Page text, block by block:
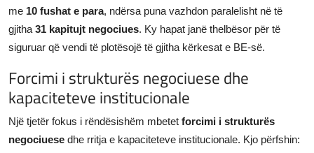
me 10 fushat e para, ndërsa puna vazhdon paralelisht në të
gjitha 31 kapitujt negociues. Ky hapat janë thelbësor për të
siguruar që vendi të plotësojë të gjitha kërkesat e BE-së.
Forcimi i strukturës negociuese dhe
kapaciteteve institucionale
Një tjetër fokus i rëndësishëm mbetet forcimi i strukturës
negociuese dhe rritja e kapaciteteve institucionale. Kjo përfshin: